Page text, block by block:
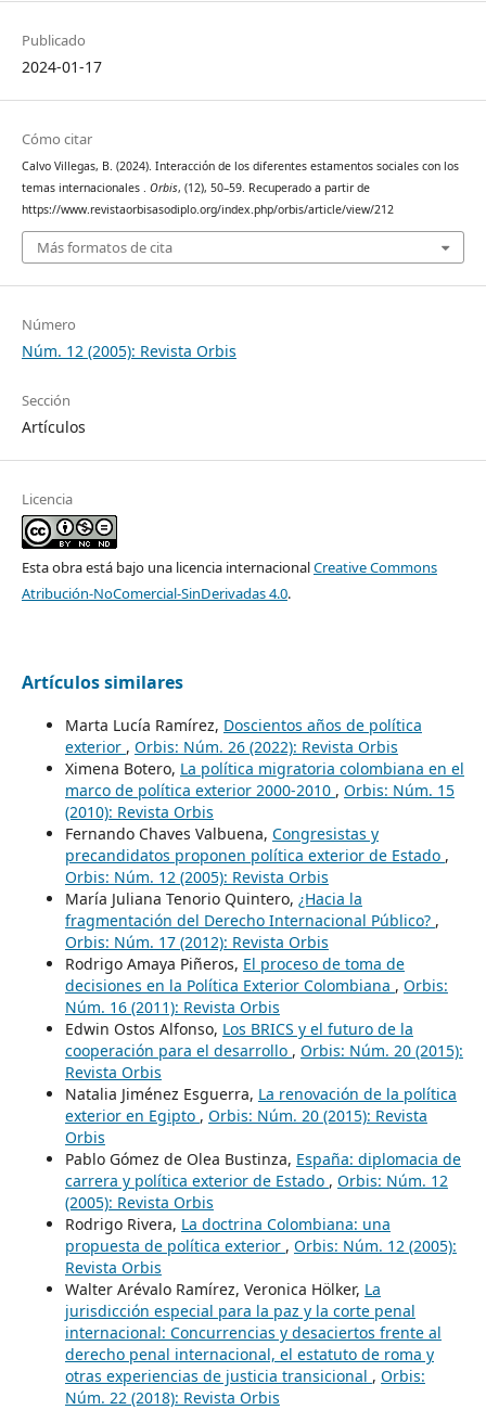
Publicado
2024-01-17
Cómo citar
Calvo Villegas, B. (2024). Interacción de los diferentes estamentos sociales con los
temas internacionales . Orbis, (12), 50–59. Recuperado a partir de
https://www.revistaorbisasodiplo.org/index.php/orbis/article/view/212
Más formatos de cita
Número
Núm. 12 (2005): Revista Orbis
Sección
Artículos
Licencia
Esta obra está bajo una licencia internacionalCreative Commons
Atribución-NoComercial-SinDerivadas 4.0.
Artículos similares
Marta Lucía Ramírez, Doscientos años de política
exterior , Orbis: Núm. 26 (2022): Revista Orbis
Ximena Botero, La política migratoria colombiana en el
marco de política exterior 2000-2010 , Orbis: Núm. 15
(2010): Revista Orbis
Fernando Chaves Valbuena, Congresistas y
precandidatos proponen política exterior de Estado ,
Orbis: Núm. 12 (2005): Revista Orbis
María Juliana Tenorio Quintero, ¿Hacia la
fragmentación del Derecho Internacional Público? ,
Orbis: Núm. 17 (2012): Revista Orbis
Rodrigo Amaya Piñeros, El proceso de toma de
decisiones en la Política Exterior Colombiana , Orbis:
Núm. 16 (2011): Revista Orbis
Edwin Ostos Alfonso, Los BRICS y el futuro de la
cooperación para el desarrollo , Orbis: Núm. 20 (2015):
Revista Orbis
Natalia Jiménez Esguerra, La renovación de la política
exterior en Egipto , Orbis: Núm. 20 (2015): Revista
Orbis
Pablo Gómez de Olea Bustinza, España: diplomacia de
carrera y política exterior de Estado , Orbis: Núm. 12
(2005): Revista Orbis
Rodrigo Rivera, La doctrina Colombiana: una
propuesta de política exterior , Orbis: Núm. 12 (2005):
Revista Orbis
Walter Arévalo Ramírez, Veronica Hölker, La
jurisdicción especial para la paz y la corte penal
internacional: Concurrencias y desaciertos frente al
derecho penal internacional, el estatuto de roma y
otras experiencias de justicia transicional , Orbis:
Núm. 22 (2018): Revista Orbis